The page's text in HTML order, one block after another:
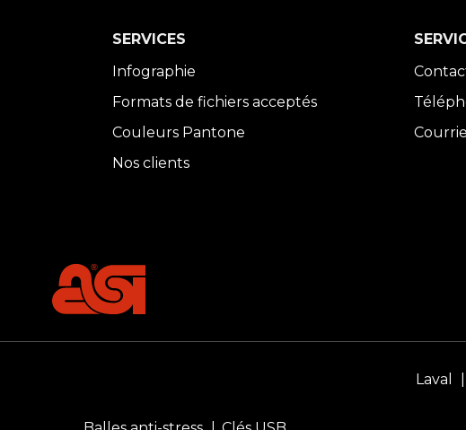
SERVICES
Infographie
Formats de fichiers acceptés
Couleurs Pantone
Nos clients
Courriel
Laval